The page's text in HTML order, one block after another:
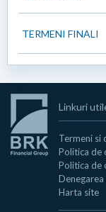
TERMENI FINALI
Linkuri
Termeni si
Politica de
Politica de
Harta site